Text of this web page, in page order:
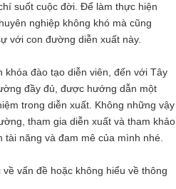
suốt cuộc đời. Để làm thực hiện
nghiệp không khó mà cũng
với con đường diễn xuất này.
khóa đào tạo diễn viên, đến với Tây
đầy đủ, được hướng dẫn một
trong diễn xuất. Không những vậy
tham gia diễn xuất và tham khảo
năng và đam mê của mình nhé.
vấn đề hoặc không hiểu về thông